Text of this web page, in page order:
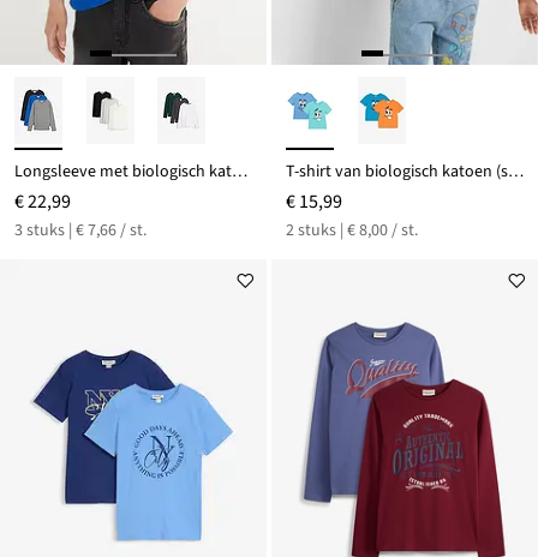
Longsleeve met biologisch katoen (set van 3)
€ 22,99
3 stuks | € 7,66 / st.
T-shirt van biologisch katoen (set van 2)
€ 15,99
2 stuks | € 8,00 / st.